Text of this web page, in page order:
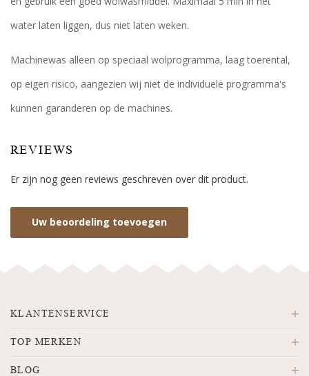
water laten liggen, dus niet laten weken.
Machinewas alleen op speciaal wolprogramma, laag toerental,
op eigen risico, aangezien wij niet de individuele programma's
kunnen garanderen op de machines.
REVIEWS
Er zijn nog geen reviews geschreven over dit product.
Uw beoordeling toevoegen
KLANTENSERVICE
TOP MERKEN
BLOG